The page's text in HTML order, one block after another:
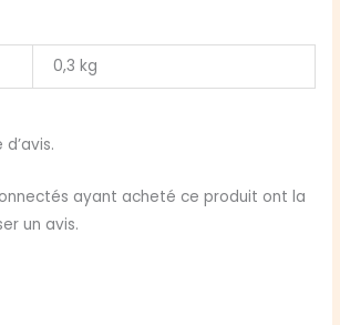
0,3 kg
ayant acheté ce produit ont la
un avis.